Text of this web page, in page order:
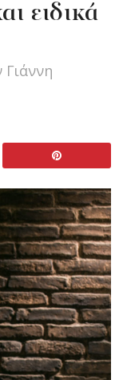
ειδικά
Γιάννη